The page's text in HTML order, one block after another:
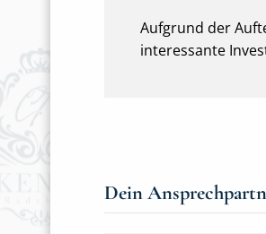
Aufgrund der
interessante
Dein